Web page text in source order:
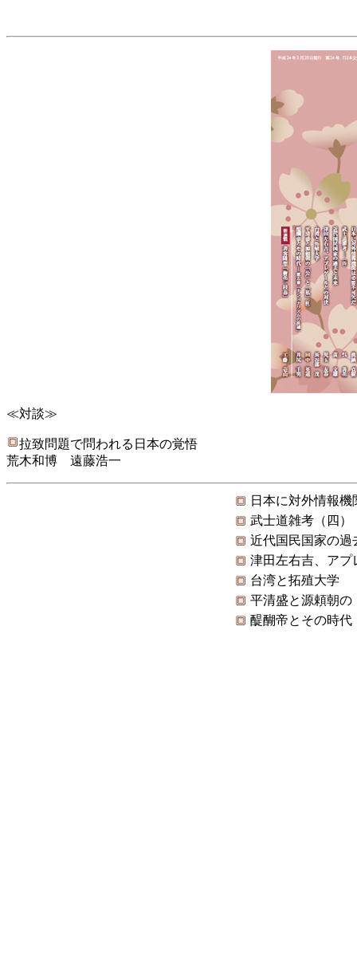
≪対談≫
拉致問題で問われる日本の覚悟
荒木和博 遠藤浩一
日本に対外情報
武士道雑考（四）
近代国民国家の過
津田左右吉、アプ
台湾と拓殖大学
平清盛と源頼朝の
醍醐帝とその時代